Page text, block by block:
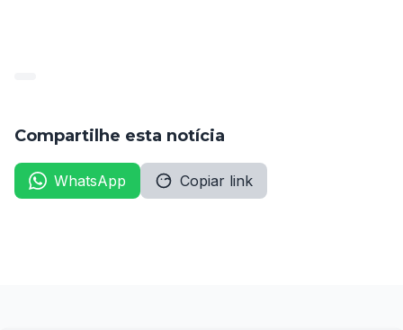
Compartilhe esta notícia
WhatsApp Copiar link